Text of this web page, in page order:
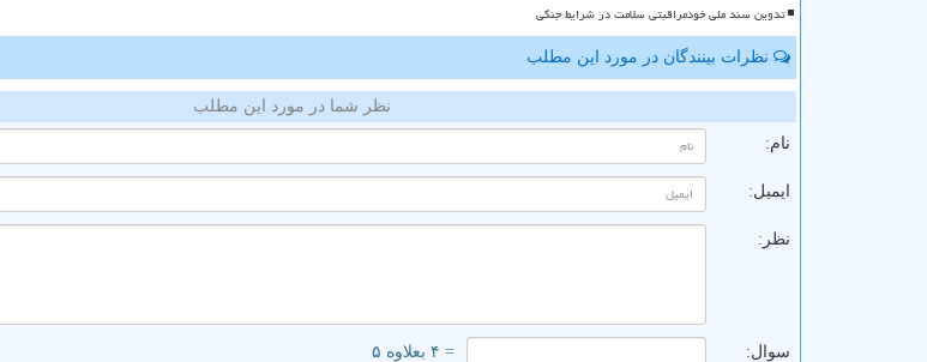
تدوین سند ملی خودمراقبتی سلامت در شرایط جنگی
نظرات بینندگان در مورد این مطلب
نظر شما در مورد این مطلب
نام:
ایمیل:
نظر:
سوال: = ۴ بعلاوه ۵